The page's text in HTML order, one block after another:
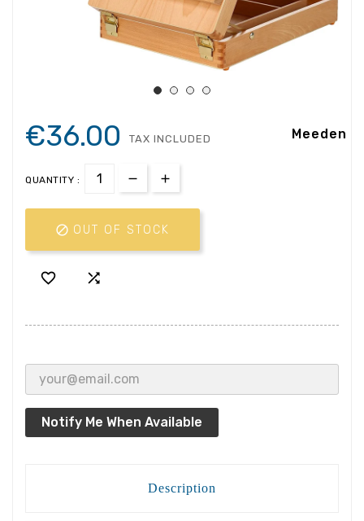
Meeden
€36.00 TAX INCLUDED
QUANTITY :
 OUT OF STOCK
 
Notify Me When Available
Description